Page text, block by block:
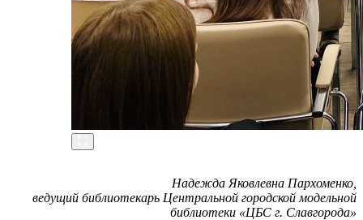
Надежда Яковлевна Пархоменко,
ведущий библиотекарь Центральной городской модельной
библиотеки «ЦБС г. Славгорода»